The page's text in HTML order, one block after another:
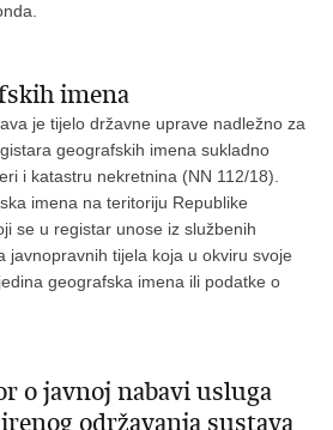
imena
je tijelo državne uprave nadležno za
geografskih imena sukladno
i katastru nekretnina (NN 112/18).
imena na teritoriju Republike
se u registar unose iz službenih
javnopravnih tijela koja u okviru svoje
geografska imena ili podatke o
o javnoj nabavi usluga
održavanja sustava